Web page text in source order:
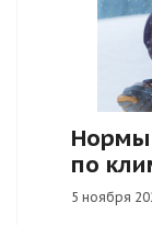
по
5 ноября